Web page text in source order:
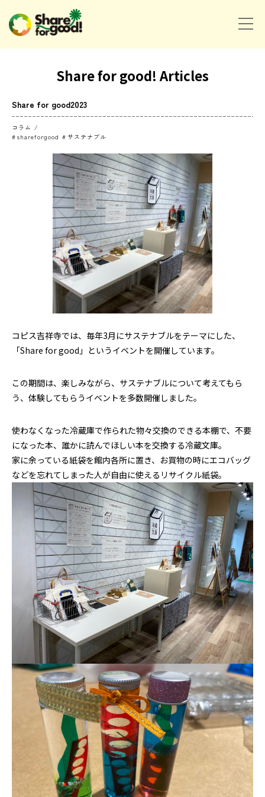
Share for good! Articles
Share for good2023
コラム
shareforgood
サステナブル
コピス吉祥寺では、毎年3月にサステナブルをテーマにした、
「Share for good」というイベントを開催しています。
この期間は、楽しみながら、サステナブルについて考えてもら
う、体験してもらうイベントを多数開催しました。
使わなくなった冷蔵庫で作られた物々交換のできる本棚で、不要
になった本、誰かに読んでほしい本を交換する冷蔵文庫。
家に余っている紙袋を館内各所に置き、お買物の時にエコバッグ
などを忘れてしまった人が自由に使えるリサイクル紙袋。